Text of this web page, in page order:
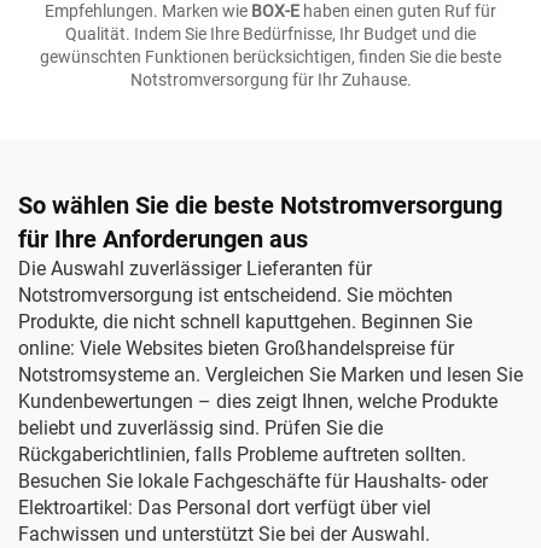
Empfehlungen. Marken wie BOX-E haben einen guten Ruf für
Qualität. Indem Sie Ihre Bedürfnisse, Ihr Budget und die
gewünschten Funktionen berücksichtigen, finden Sie die beste
Notstromversorgung für Ihr Zuhause.
So wählen Sie die beste Notstromversorgung
für Ihre Anforderungen aus
Die Auswahl zuverlässiger Lieferanten für
Notstromversorgung ist entscheidend. Sie möchten
Produkte, die nicht schnell kaputtgehen. Beginnen Sie
online: Viele Websites bieten Großhandelspreise für
Notstromsysteme an. Vergleichen Sie Marken und lesen Sie
Kundenbewertungen – dies zeigt Ihnen, welche Produkte
beliebt und zuverlässig sind. Prüfen Sie die
Rückgaberichtlinien, falls Probleme auftreten sollten.
Besuchen Sie lokale Fachgeschäfte für Haushalts- oder
Elektroartikel: Das Personal dort verfügt über viel
Fachwissen und unterstützt Sie bei der Auswahl.